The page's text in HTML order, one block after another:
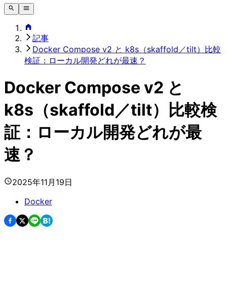
記事
Docker Compose v2 と k8s（skaffold／tilt）比較
検証：ローカル開発どれが最速？
Docker Compose v2 と
k8s（skaffold／tilt）比較検
証：ローカル開発どれが最
速？
2025年11月19日
Docker